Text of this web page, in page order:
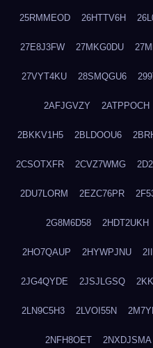
25RMMEOD 26HTTV6H
27E8J3FW 27MKG0DU
27VYT4KU 28SMQGU6
2AFJGVZY 2ATPPOCH
2BKKV1H5 2BLDOOU6
2CSOTXFR 2CVZ7WMG
2DU7LORM 2EZC76PR
2G8M6D58 2HDT2UKH
2HO7QAUP 2HYWPJNU
2JG4QYDE 2JSJLGSQ
2LN9C5H3 2LVOI55N
2NFH8OET 2NXDJSMA